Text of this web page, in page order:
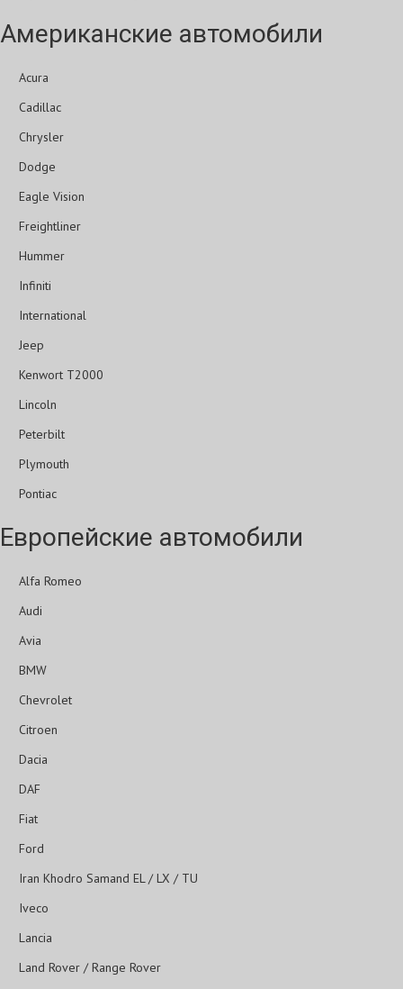
Американские автомобили
Acura
Cadillac
Chrysler
Dodge
Eagle Vision
Freightliner
Hummer
Infiniti
International
Jeep
Kenwort T2000
Lincoln
Peterbilt
Plymouth
Pontiac
Европейские автомобили
Alfa Romeo
Audi
Avia
BMW
Chevrolet
Citroen
Dacia
DAF
Fiat
Ford
Iran Khodro Samand EL / LX / TU
Iveco
Lancia
Land Rover / Range Rover